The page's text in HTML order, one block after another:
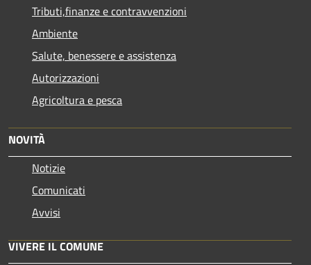
Tributi,finanze e contravvenzioni
Ambiente
Salute, benessere e assistenza
Autorizzazioni
Agricoltura e pesca
NOVITÀ
Notizie
Comunicati
Avvisi
VIVERE IL COMUNE